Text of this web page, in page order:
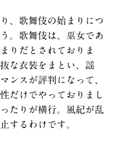
、歌舞伎の始まりにつ
。歌舞伎は、巫女であ
りだとされておりま
な衣装をまとい、謡
ンスが評判になって、
だけでやっておりまし
たりが横行。風紀が乱
するわけです。